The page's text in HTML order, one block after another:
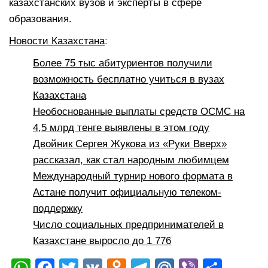
казахстанских вузов и эксперты в сфере
образования.
Новости Казахстана:
Более 75 тыс абитуриентов получили
возможность бесплатно учиться в вузах
Казахстана
Необоснованные выплаты средств ОСМС на
4,5 млрд тенге выявлены в этом году
Двойник Сергея Жукова из «Руки Вверх»
рассказал, как стал народным любимцем
Международный турнир нового формата в
Астане получит официальную телеком-
поддержку
Число социальных предпринимателей в
Казахстане выросло до 1 776